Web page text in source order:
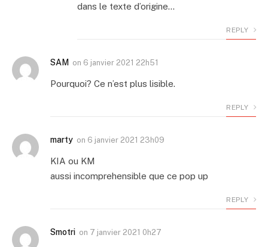
dans le texte d’origine…
REPLY
SAM on 6 janvier 2021 22h51
Pourquoi? Ce n’est plus lisible.
REPLY
marty on 6 janvier 2021 23h09
KIA ou KM
aussi incomprehensible que ce pop up
REPLY
Smotri on 7 janvier 2021 0h27